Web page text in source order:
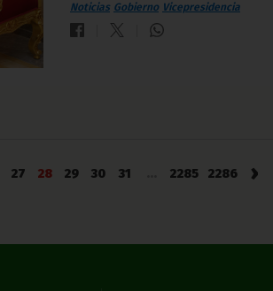
Noticias Gobierno Vicepresidencia
27 28 29 30 31 2285 2286 ›